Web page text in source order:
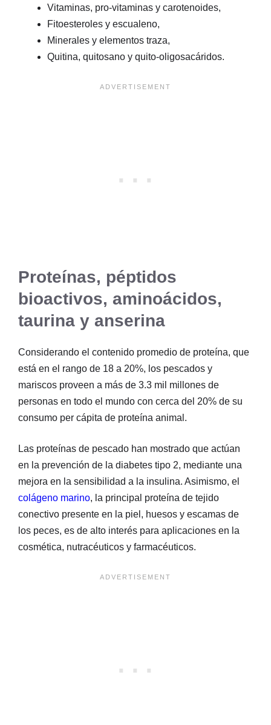
Vitaminas, pro-vitaminas y carotenoides,
Fitoesteroles y escualeno,
Minerales y elementos traza,
Quitina, quitosano y quito-oligosacáridos.
Proteínas, péptidos
bioactivos, aminoácidos,
taurina y anserina
Considerando el contenido promedio de proteína, que
está en el rango de 18 a 20%, los pescados y
mariscos proveen a más de 3.3 mil millones de
personas en todo el mundo con cerca del 20% de su
consumo per cápita de proteína animal.
Las proteínas de pescado han mostrado que actúan
en la prevención de la diabetes tipo 2, mediante una
mejora en la sensibilidad a la insulina. Asimismo, el
colágeno marino, la principal proteína de tejido
conectivo presente en la piel, huesos y escamas de
los peces, es de alto interés para aplicaciones en la
cosmética, nutracéuticos y farmacéuticos.